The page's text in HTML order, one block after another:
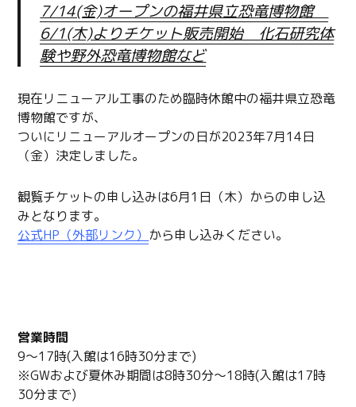
7/14(金)オープンの福井県立恐竜博物館
6/1(木)よりチケット販売開始 化石研究体
験や野外恐竜博物館など
現在リニューアル工事のため臨時休館中の福井県立恐竜
博物館ですが、
ついにリニューアルオープンの日が2023年7月14日
（金）決定しました。
観覧チケットの申し込みは6月1日（木）からの申し込
みとなります。
公式HP（外部リンク） から申し込みください。
営業時間
9～17時(入館は16時30分まで)
※GWおよび夏休み期間は8時30分～18時(入館は17時
30分まで)